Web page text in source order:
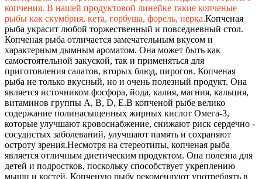
копчения. В нашей продуктовой линейке такие копченые
рыбы как скумбрия, кета, горбуша, форель, нерка.Копченая
рыба украсит любой торжественный и повседневный стол.
Копченая рыба отличается замечательным вкусом и
характерным дымным ароматом. Она может быть как
самостоятельной закуской, так и применяться для
приготовления салатов, вторых блюд, пирогов. Копченая
рыба не только вкусный, но и очень полезный продукт. Она
является источником фосфора, йода, калия, магния, кальция,
витаминов группы А, В, D, Е.В копченой рыбе велико
содержание полинасыщенных жирных кислот Омега-3,
которые улучшают кровоснабжение, снижают риск сердечно -
сосудистых заболеваний, улучшают память и сохраняют
остроту зрения.Несмотря на стереотипы, копченая рыба
является отличным диетическим продуктом. Она полезна для
детей и подростков, поскольку способствует укреплению
мышц и костей. Копченую рыбу рекомендуют употреблять в